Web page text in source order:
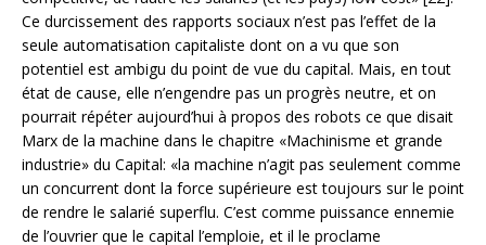
Ce durcissement des rapports sociaux n’est pas l’effet de la
seule automatisation capitaliste dont on a vu que son
potentiel est ambigu du point de vue du capital. Mais, en tout
état de cause, elle n’engendre pas un progrès neutre, et on
pourrait répéter aujourd’hui à propos des robots ce que disait
Marx de la machine dans le chapitre «Machinisme et grande
industrie» du Capital: «la machine n’agit pas seulement comme
un concurrent dont la force supérieure est toujours sur le point
de rendre le salarié superflu. C’est comme puissance ennemie
de l’ouvrier que le capital l’emploie, et il le proclame